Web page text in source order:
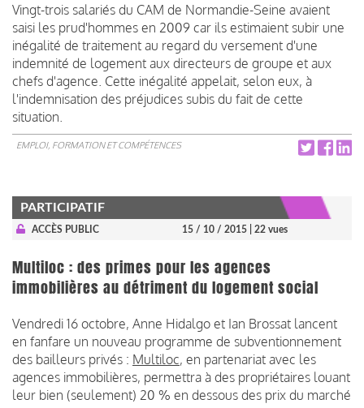
Vingt-trois salariés du CAM de Normandie-Seine avaient
saisi les prud'hommes en 2009 car ils estimaient subir une
inégalité de traitement au regard du versement d'une
indemnité de logement aux directeurs de groupe et aux
chefs d'agence. Cette inégalité appelait, selon eux, à
l'indemnisation des préjudices subis du fait de cette
situation.
EMPLOI, FORMATION ET COMPÉTENCES
PARTICIPATIF
ACCÈS PUBLIC 15 / 10 / 2015 | 22 vues
Multiloc : des primes pour les agences
immobilières au détriment du logement social
Vendredi 16 octobre, Anne Hidalgo et Ian Brossat lancent
en fanfare un nouveau programme de subventionnement
des bailleurs privés : Multiloc, en partenariat avec les
agences immobilières, permettra à des propriétaires louant
leur bien (seulement) 20 % en dessous des prix du marché